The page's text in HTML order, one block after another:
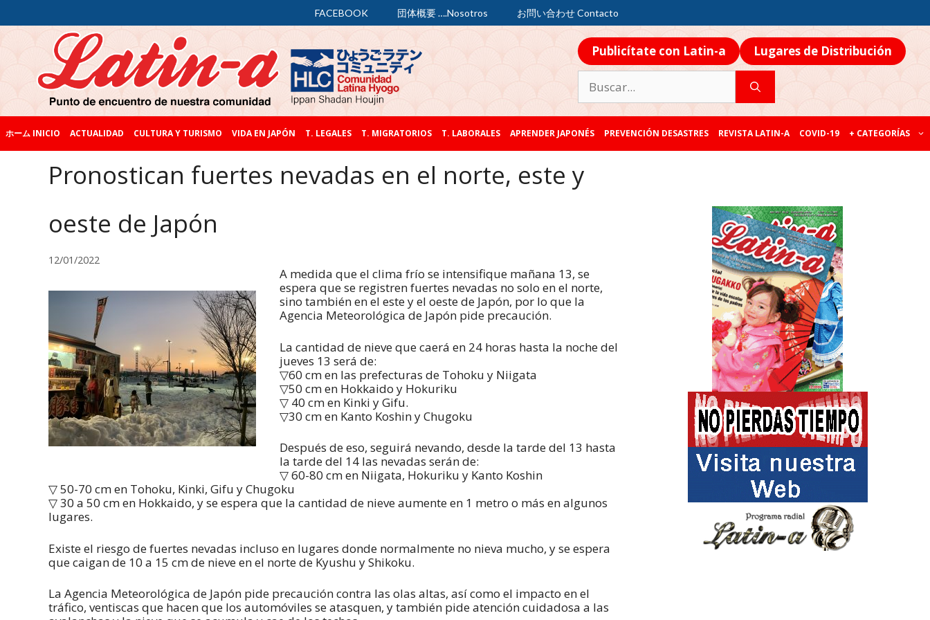
FACEBOOK 団体概要 ….Nosotros お問い合わせ Contacto
Publicítate con Latin-a Lugares de Distribución
ホーム INICIO ACTUALIDAD CULTURA Y TURISMO VIDA EN JAPÓN T. LEGALES T. MIGRATORIOS T. LABORALES APRENDER JAPONÉS PREVENCIÓN DESASTRES REVISTA LATIN-A COVID-19 + CATEGORÍAS
Pronostican fuertes nevadas en el norte, este y
oeste de Japón
12/01/2022
A medida que el clima frío se intensifique mañana 13, se
espera que se registren fuertes nevadas no solo en el norte,
sino también en el este y el oeste de Japón, por lo que la
Agencia Meteorológica de Japón pide precaución.
La cantidad de nieve que caerá en 24 horas hasta la noche del
jueves 13 será de:
▽60 cm en las prefecturas de Tohoku y Niigata
▽50 cm en Hokkaido y Hokuriku
▽ 40 cm en Kinki y Gifu.
▽30 cm en Kanto Koshin y Chugoku
Después de eso, seguirá nevando, desde la tarde del 13 hasta
la tarde del 14 las nevadas serán de:
▽ 60-80 cm en Niigata, Hokuriku y Kanto Koshin
▽ 50-70 cm en Tohoku, Kinki, Gifu y Chugoku
▽ 30 a 50 cm en Hokkaido, y se espera que la cantidad de nieve aumente en 1 metro o más en algunos
lugares.
Existe el riesgo de fuertes nevadas incluso en lugares donde normalmente no nieva mucho, y se espera
que caigan de 10 a 15 cm de nieve en el norte de Kyushu y Shikoku.
La Agencia Meteorológica de Japón pide precaución contra las olas altas, así como el impacto en el
tráfico, ventiscas que hacen que los automóviles se atasquen, y también pide atención cuidadosa a las